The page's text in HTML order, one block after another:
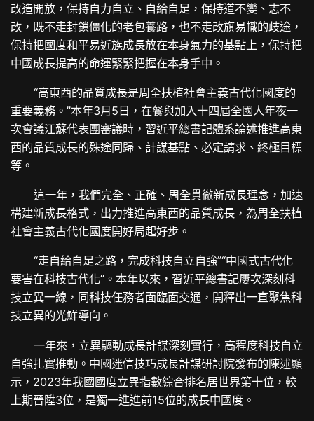
改造開放，保持自力自立、自給自足，保持道不變、志不
改，既不走封鎖僵化的老包養路，也不走改旗易幟的歧途，
保持把國度和平易近族成長放在本身氣力的基點上，保持把
中國成長提高的命運緊緊把握在本身手中。
“高東西的品質成長是周全扶植社會主義古代化國度的
重要義務。”本年3月5日，在餐與加入十四屆全國人年夜一
次會議江蘇代表團審議時，習近平總書記體系論述推進高東
西的品質成長的殊途同歸、計謀基點、必定請求、終極目標
等。
這一年，我們完全、正確、周全貫徹新成長理念，加速
構建新成長格式，出力推進高東西的品質成長，為周全扶植
社會主義古代化國度開好局起好步。
“走自給自足之路，完成科技自立自強”“中國式古代化
要害在科技古代化”。本年以來，習近平總書記屢次深刻科
技立異一線，同科技任務者面臨面交通，開釋出一直聚焦科
技立異的光鮮導向。
一年來，立異驅動成長計謀深刻實行，高程度科技自立
自強扎實推動。中國迷信技巧成長計謀研討院發布的陳述顯
示，2023年我國國度立異指數綜合排名居世界第十位，較
上期晉陞3位，是獨一進進前15位的成長中國度。